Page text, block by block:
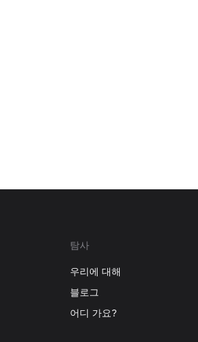
탐사
우리에 대해
블로그
어디 가요?